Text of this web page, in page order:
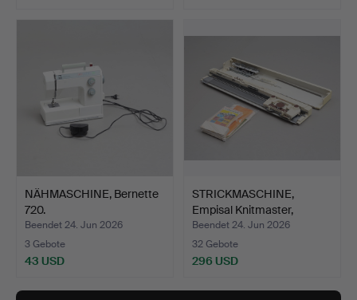
NÄHMASCHINE, Bernette
720.
Beendet 24. Jun 2026
3 Gebote
43 USD
STRICKMASCHINE,
Empisal Knitmaster,
Modell…
Beendet 24. Jun 2026
32 Gebote
296 USD